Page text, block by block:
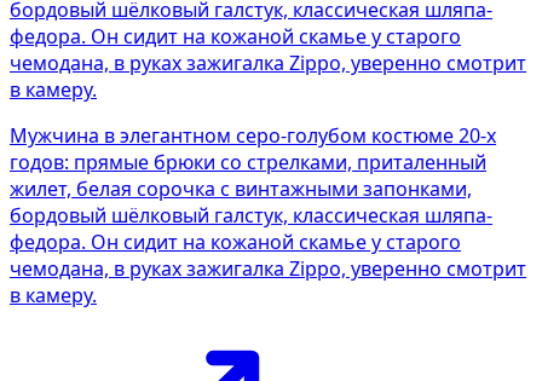
Мужчина в элегантном серо-голубом костюме 20-х
годов: прямые брюки со стрелками, приталенный
жилет, белая сорочка с винтажными запонками,
бордовый шёлковый галстук, классическая шляпа-
федора. Он сидит на кожаной скамье у старого
чемодана, в руках зажигалка Zippo, уверенно смотрит
в камеру.